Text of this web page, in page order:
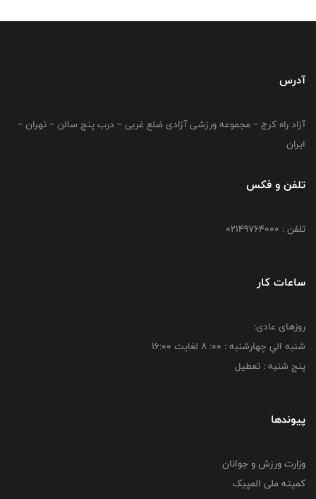
آدرس
آزاد راه کرج – مجموعه ورزشی آزادی ضلع غربی – درب پنج سالن – تهران –
ایران
تلفن و فکس
تلفن : 02149764000
ساعات کار
روزهای عادی:
شنبه الي چهارشنبه : 00: 8 لغايت 16:00
پنج شنبه : تعطیل
پیوندها
وزارت ورزش و جوانان
کمیته ملی المپیک